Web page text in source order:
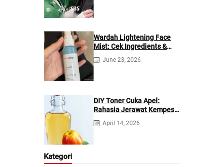
Wardah Lightening Face
Mist: Cek Ingredients &
Manfaatnya
June 23, 2026
DIY Toner Cuka Apel:
Rahasia Jerawat Kempes
dalam 2 Hari!
April 14, 2026
Kategori